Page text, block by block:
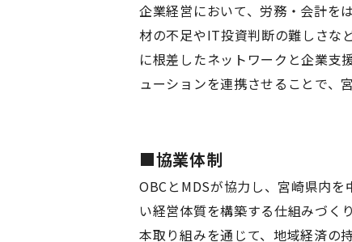
企業経営において、労務・会計を
材の不足やIT投資判断の難しさな
に根差したネットワークと企業支
ューションを連携させることで、
■協業体制
OBCとMDSが協力し、宮崎県内
い経営体質を構築する仕組みづく
本取り組みを通じて、地域経済の